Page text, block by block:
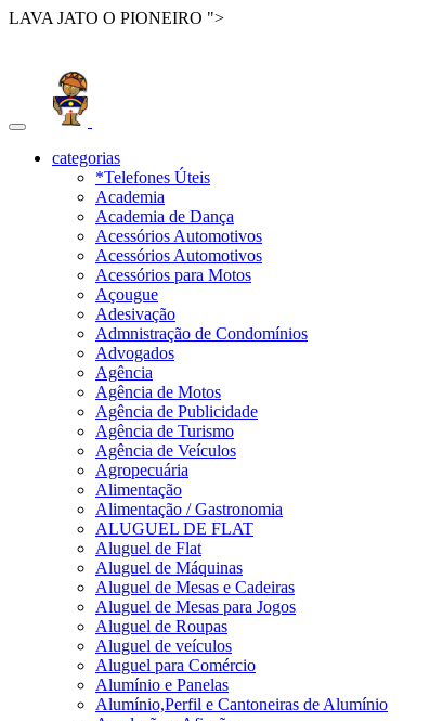
LAVA JATO O PIONEIRO ">
Toggle
navigationcategorias
*Telefones Úteis
Academia
Academia de Dança
Acessórios Automotivos
Acessórios Automotivos
Acessórios para Motos
Açougue
Adesivação
Admnistração de Condomínios
Advogados
Agência
Agência de Motos
Agência de Publicidade
Agência de Turismo
Agência de Veículos
Agropecuária
Alimentação
Alimentação / Gastronomia
ALUGUEL DE FLAT
Aluguel de Flat
Aluguel de Máquinas
Aluguel de Mesas e Cadeiras
Aluguel de Mesas para Jogos
Aluguel de Roupas
Aluguel de veículos
Aluguel para Comércio
Alumínio e Panelas
Alumínio,Perfil e Cantoneiras de Alumínio